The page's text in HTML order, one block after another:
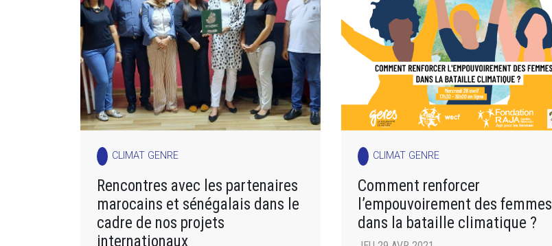
CLIMAT GENRE
Rencontres avec les partenaires
marocains et sénégalais dans le
cadre de nos projets
internationaux
CLIMAT GENRE
Comment renforcer
l’empouvoirement des femmes
dans la bataille climatique ?